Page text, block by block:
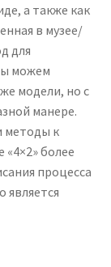
а также как
в музее/
для
можем
модели, но с
манере.
методы к
«4×2» более
процесса